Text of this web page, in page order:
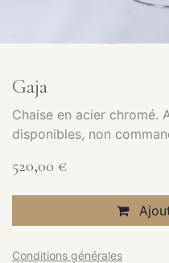
Gaja
Chaise en acier chromé.
disponibles, non
520,00 €
Conditions générales